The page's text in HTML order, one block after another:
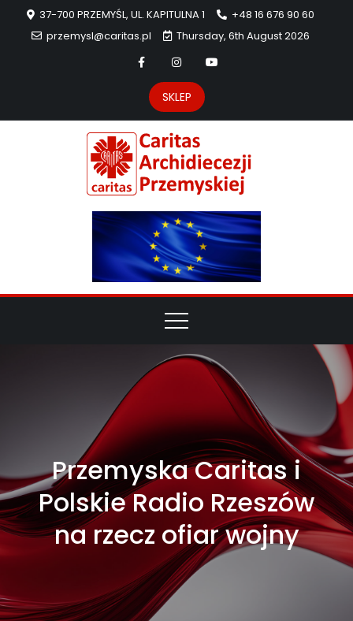
37-700 PRZEMYŚL, UL. KAPITULNA 1
+48 16 676 90 60
przemysl@caritas.pl
Thursday, 6th August 2026
SKLEP
Przemyska Caritas i
Polskie Radio Rzeszów
na rzecz ofiar wojny